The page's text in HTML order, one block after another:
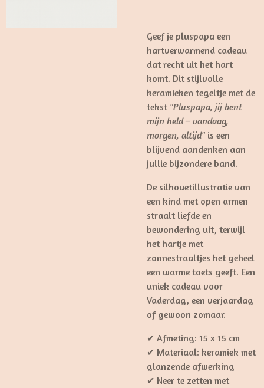
Geef je pluspapa een
hartverwarmend cadeau
dat recht uit het hart
komt. Dit stijlvolle
keramieken tegeltje met de
tekst "Pluspapa, jij bent
mijn held – vandaag,
morgen, altijd" is een
blijvend aandenken aan
jullie bijzondere band.
De silhouetillustratie van
een kind met open armen
straalt liefde en
bewondering uit, terwijl
het hartje met
zonnestraaltjes het geheel
een warme toets geeft. Een
uniek cadeau voor
Vaderdag, een verjaardag
of gewoon zomaar.
✔ Afmeting: 15 x 15 cm
✔ Materiaal: keramiek met
glanzende afwerking
✔ Neer te zetten met